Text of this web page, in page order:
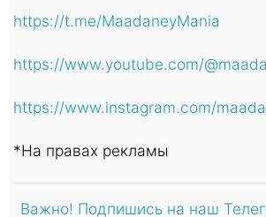
https://t.me/MaadaneyMania
https://www.youtube.com/
https://www.instagram.com/
*На правах рекламы
Важно! Подпишись на наш